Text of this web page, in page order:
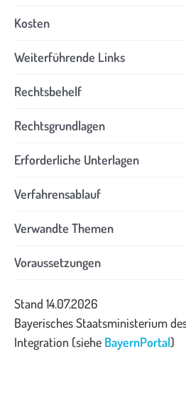
Kosten
Weiterführende Links
Rechtsbehelf
Rechtsgrundlagen
Erforderliche Unterlagen
Verfahrensablauf
Verwandte Themen
Voraussetzungen
Stand 14.07.2026
Bayerisches Staatsministerium
Integration (siehe BayernPortal)